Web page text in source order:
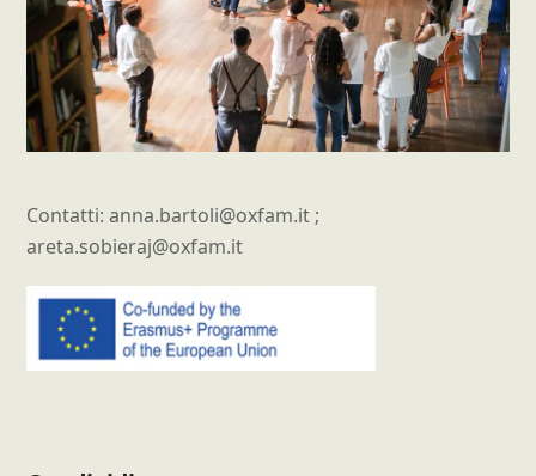
Contatti: anna.bartoli@oxfam.it ;
areta.sobieraj@oxfam.it